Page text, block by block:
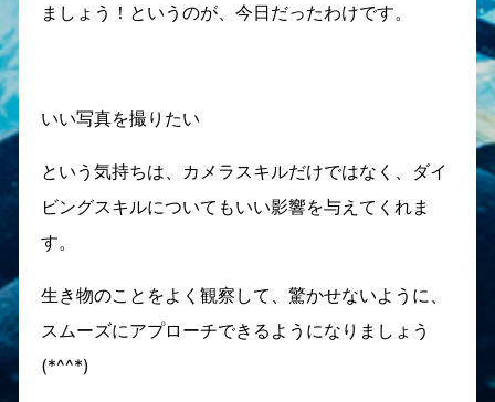
ましょう！というのが、今日だったわけです。
いい写真を撮りたい
という気持ちは、カメラスキルだけではなく、ダイ
ビングスキルについてもいい影響を与えてくれま
す。
生き物のことをよく観察して、驚かせないように、
スムーズにアプローチできるようになりましょう
(*^^*)